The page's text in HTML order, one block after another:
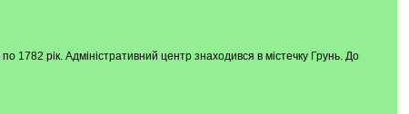
1782 рік. Адміністративний центр знаходився в містечку Грунь. До